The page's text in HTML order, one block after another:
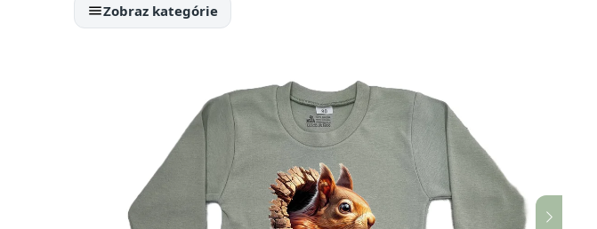
Zobraz kategórie